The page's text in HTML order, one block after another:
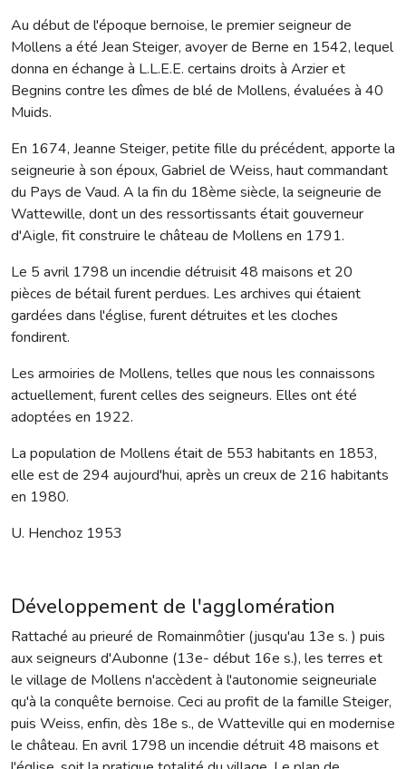
Au début de l'époque bernoise, le premier seigneur de
Mollens a été Jean Steiger, avoyer de Berne en 1542, lequel
donna en échange à L.L.E.E. certains droits à Arzier et
Begnins contre les dîmes de blé de Mollens, évaluées à 40
Muids.
En 1674, Jeanne Steiger, petite fille du précédent, apporte la
seigneurie à son époux, Gabriel de Weiss, haut commandant
du Pays de Vaud. A la fin du 18ème siècle, la seigneurie de
Wattewille, dont un des ressortissants était gouverneur
d'Aigle, fit construire le château de Mollens en 1791.
Le 5 avril 1798 un incendie détruisit 48 maisons et 20
pièces de bétail furent perdues. Les archives qui étaient
gardées dans l'église, furent détruites et les cloches
fondirent.
Les armoiries de Mollens, telles que nous les connaissons
actuellement, furent celles des seigneurs. Elles ont été
adoptées en 1922.
La population de Mollens était de 553 habitants en 1853,
elle est de 294 aujourd'hui, après un creux de 216 habitants
en 1980.
U. Henchoz 1953
Développement de l'agglomération
Rattaché au prieuré de Romainmôtier (jusqu'au 13e s. ) puis
aux seigneurs d'Aubonne (13e- début 16e s.), les terres et
le village de Mollens n'accèdent à l'autonomie seigneuriale
qu'à la conquête bernoise. Ceci au profit de la famille Steiger,
puis Weiss, enfin, dès 18e s., de Watteville qui en modernise
le château. En avril 1798 un incendie détruit 48 maisons et